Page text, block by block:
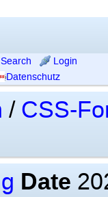
Search
Login
Datenschutz
/ CSS-
Date